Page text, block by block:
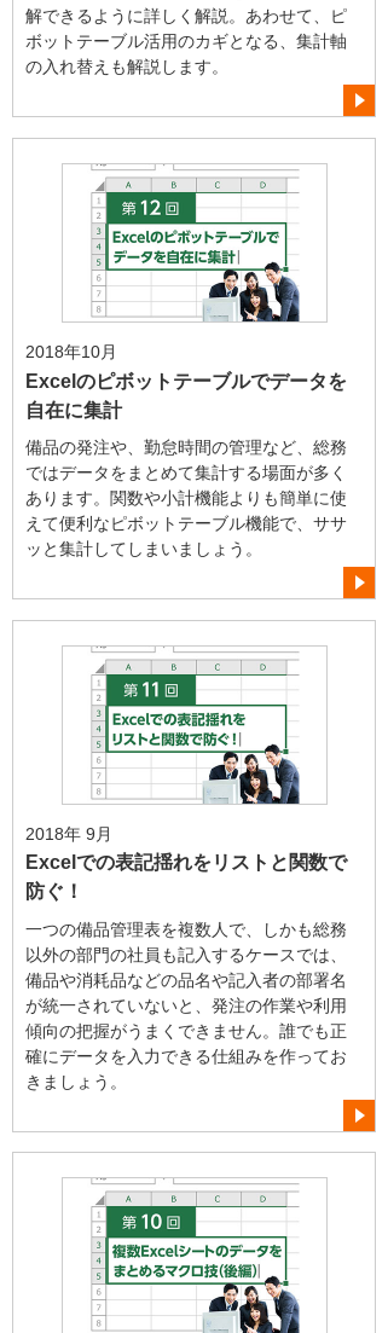
解できるように詳しく解説。あわせて、ピ
ボットテーブル活用のカギとなる、集計軸
の入れ替えも解説します。
2018年10月
Excelのピボットテーブルでデータを
自在に集計
備品の発注や、勤怠時間の管理など、総務
ではデータをまとめて集計する場面が多く
あります。関数や小計機能よりも簡単に使
えて便利なピボットテーブル機能で、ササ
ッと集計してしまいましょう。
2018年 9月
Excelでの表記揺れをリストと関数で
防ぐ！
一つの備品管理表を複数人で、しかも総務
以外の部門の社員も記入するケースでは、
備品や消耗品などの品名や記入者の部署名
が統一されていないと、発注の作業や利用
傾向の把握がうまくできません。誰でも正
確にデータを入力できる仕組みを作ってお
きましょう。